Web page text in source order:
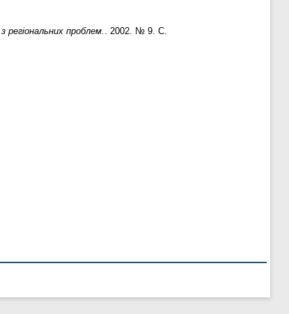
регіональних проблем. . 2002. № 9. С.